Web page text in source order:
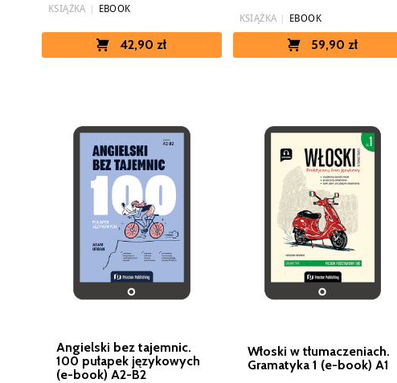
KSIĄŻKA EBOOK
42,90 zł
KSIĄŻKA | EBOOK
59,90 zł
Angielski bez tajemnic.
100 pułapek językowych
(e-book) A2-B2
Włoski w tłumaczeniach.
Gramatyka 1 (e-book) A1